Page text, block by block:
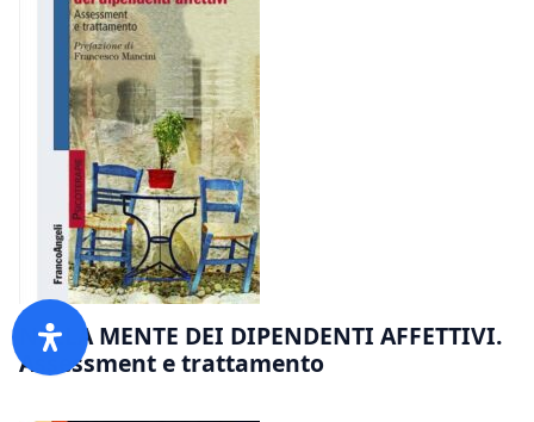
NELLA MENTE DEI DIPENDENTI AFFETTIVI.
Assessment e trattamento